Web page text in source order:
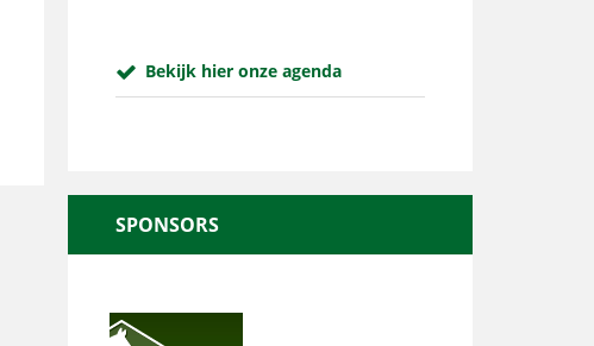
Bekijk hier onze agenda
SPONSORS